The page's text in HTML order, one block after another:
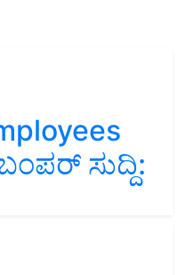
ಸುದ್ದಿ: